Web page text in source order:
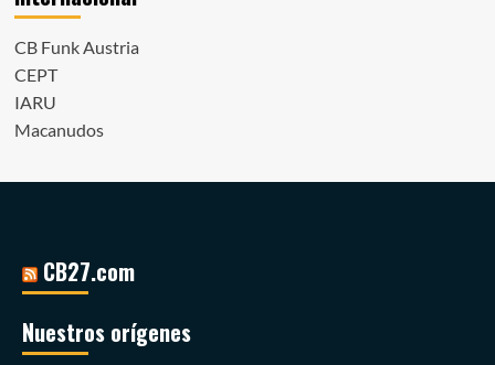
CB Funk Austria
CEPT
IARU
Macanudos
CB27.com
Nuestros orígenes